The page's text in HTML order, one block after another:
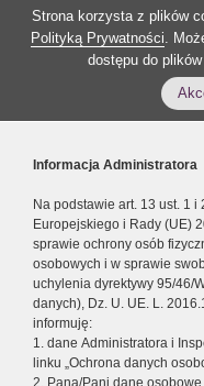
Strona korzysta z plików
Polityką Prywatności.
dostępu do
Informacja Administratora
Na podstawie art. 13 ust. 1
Europejskiego i Rady (UE)
sprawie ochrony osób
osobowych i w sprawie
uchylenia dyrektywy 95/46/
danych), Dz. U. UE. L.
informuję:
1. dane Administratora i
linku „Ochrona danych
2. Pana/Pani dane